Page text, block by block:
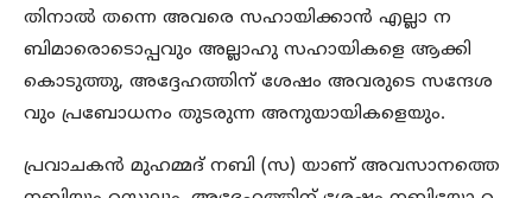
തിനാൽ തന്നെ അവരെ സഹായിക്കാൻ എല്ലാ ന
ബിമാരൊടൊപ്പവും അല്ലാഹു സഹായികളെ ആക്കി
കൊടുത്തു, അദ്ദേഹത്തിന് ശേഷം അവരുടെ സന്ദേശ
വും പ്രബോധനം തുടരുന്ന അനുയായികളെയും.
പ്രവാചകൻ മുഹമ്മദ് നബി (സ) യാണ് അവസാനത്തെ